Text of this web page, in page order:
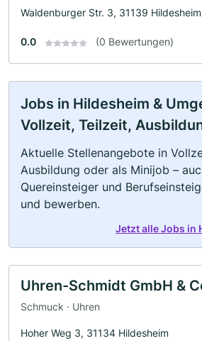
Waldenburger Str. 3, 31139 Hildesheim
0.0 (0 Bewertungen)
Jobs in Hildesheim &
Vollzeit, Teilzeit,
Aktuelle Stellenangebote in
Ausbildung oder als Minijob –
Quereinsteiger und
und bewerben.
Jetzt alle Jobs in
Uhren-Schmidt GmbH &
Schmuck · Uhren
Hoher Weg 3, 31134 Hildesheim